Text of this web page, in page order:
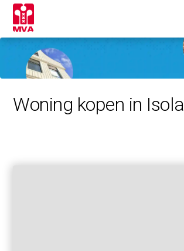
Woning kopen in Isola